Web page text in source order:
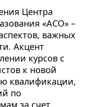
Центра
«АСО» –
важных
Акцент
курсов с
к новой
квалификации,
по